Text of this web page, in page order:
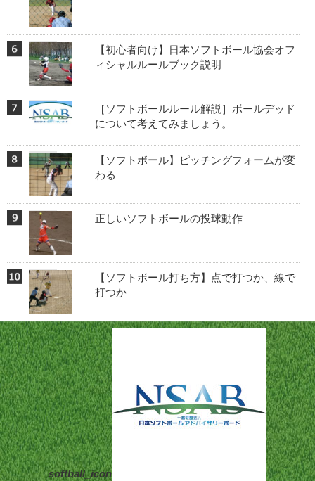
【初心者向け】日本ソフトボール協会オフ
ィシャルルールブック説明
［ソフトボールルール解説］ボールデッド
について考えてみましょう。
【ソフトボール】ピッチングフォームが変
わる
正しいソフトボールの投球動作
【ソフトボール打ち方】点で打つか、線で
打つか
softball_icon